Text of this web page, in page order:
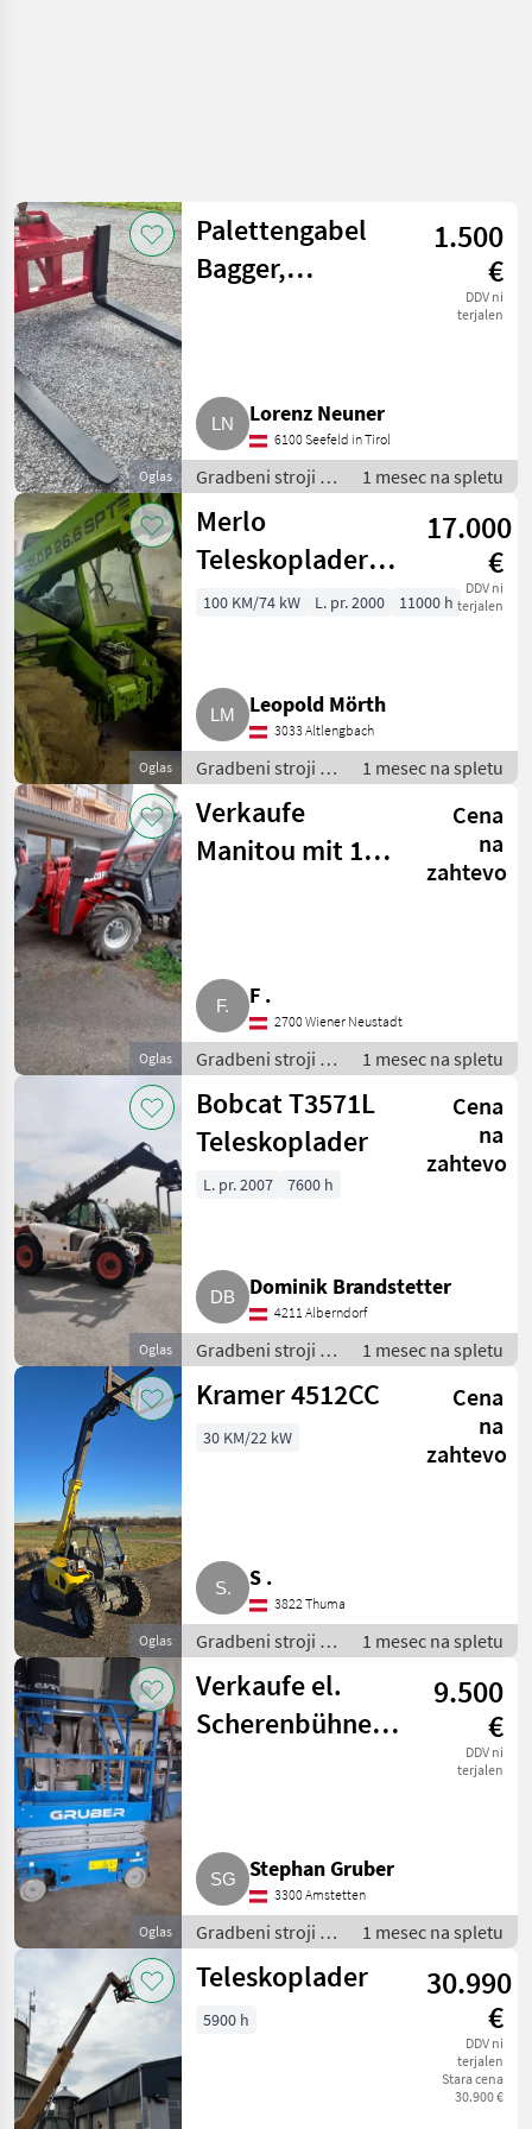
Oglas
Palettengabel
Bagger,
1.500
€
DDV ni
terjalen
Lorenz Neuner
6100 Seefeld in Tirol
Gradbeni stroji /
Teleskopski
nakladalniki
1 mesec na spletu
Oglas
Merlo
Teleskoplader
P26.6 SPT
17.000
€
DDV ni
terjalen
100 KM/74 kW L. pr. 2000 11000 h
Leopold Mörth
3033 Altlengbach
Gradbeni stroji /
Teleskopski
nakladalniki
1 mesec na spletu
Oglas
Verkaufe
Manitou mit 12,5
Cena
na
zahtevo
F .
2700 Wiener Neustadt
Gradbeni stroji /
Teleskopski
nakladalniki
1 mesec na spletu
Oglas
Bobcat T3571L
Teleskoplader
Cena
na
zahtevo
L. pr. 2007 7600 h
Dominik Brandstetter
4211 Alberndorf
Gradbeni stroji /
Teleskopski
nakladalniki
1 mesec na spletu
Oglas
Kramer 4512CC
Cena
na
zahtevo
30 KM/22 kW
S .
3822 Thuma
Gradbeni stroji /
Teleskopski
nakladalniki
1 mesec na spletu
Oglas
Verkaufe el.
Scherenbühne
9.500
€
DDV ni
terjalen
Stephan Gruber
3300 Amstetten
Gradbeni stroji /
Teleskopski
nakladalniki
1 mesec na spletu
Teleskoplader
30.990
€
DDV ni
terjalen
Stara cena
30.900 €
5900 h